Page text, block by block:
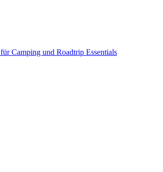
Camping und Roadtrip Essentials